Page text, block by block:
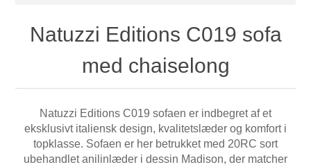
Natuzzi Editions C019 sofa
med chaiselong
Natuzzi Editions C019 sofaen er indbegret af et
eksklusivt italiensk design, kvalitetslæder og komfort i
topklasse. Sofaen er her betrukket med 20RC sort
ubehandlet anilinlæder i dessin Madison, der matcher